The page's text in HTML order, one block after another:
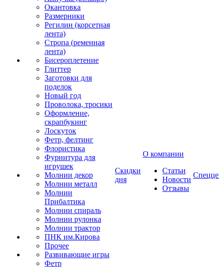
Окантовка
Размерники
Регилин (корсетная
лента)
Стропа (ременная
лента)
Бисероплетение
Глиттер
Заготовки для
поделок
Новый год
Проволока, тросики
Оформление,
скрапбукинг
Лоскуток
Фетр, фелтинг
Флористика
Фурнитура для
игрушек
Молнии декор
Молнии металл
Молнии
Прибалтика
Молнии спираль
Молнии рулонка
Молнии трактор
ПНК им.Кирова
Прочее
Развивающие игры
Фетр
Скидки
дня
О компании
Статьи
Новости
Отзывы